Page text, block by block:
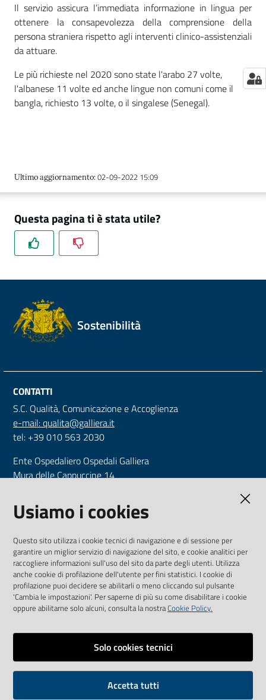
Il servizio assicura l’immediata informazione in lingua per
ottenere la consapevolezza della comprensione della
persona straniera rispetto agli interventi clinico-assistenziali
da attuare.
Le più richieste nel 2020 sono state l'arabo 27 volte,
l'albanese 11 volte ed anche lingue non comuni come il
bangla, richiesto 13 volte, o il singalese (Senegal).
Ultimo aggiornamento:02-09-2022 15:09
Questa pagina ti è stata utile?
Sostenibilità
CONTATTI
S.C. Qualità, Comunicazione e Accoglienza
e-mail: qualita@galliera.it
tel: +39 010 563 2030
Ente Ospedaliero Ospedali Galliera
Mura delle Cappuccine 14
Tel. +39 010 56321
CF e P.IVA: 00557720109
www.galliera.it
INDICE
AMMINISTRAZIONE TRASPARENTE
COLLEGAMENTO AI SOCIAL
YoutubeFacebook
Usiamo i cookies
Questo sito utilizza i cookie tecnici di navigazione e di sessione per
garantire un miglior servizio di navigazione del sito, e cookie analitici per
raccogliere informazioni sull'uso del sito da parte degli utenti. Utilizza
anche cookie di profilazione dell'utente per fini statistici. I cookie di
profilazione puoi decidere se abilitarli o meno cliccando sul pulsante
'Cambia le impostazioni'. Per saperne di più su come disabilitare i cookie
oppure abilitarne solo alcuni, consulta la nostraCookie Policy.
Solo cookies tecnici
Accetta tutti